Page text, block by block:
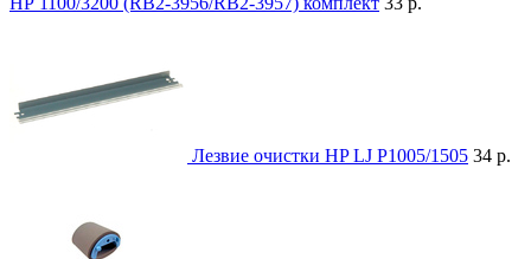
Лезвие очистки HP LJ P1005/1505 34 р.